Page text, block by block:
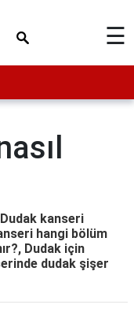
☰
kanseri
hangi bölüm
Dudak için
dudak şişer